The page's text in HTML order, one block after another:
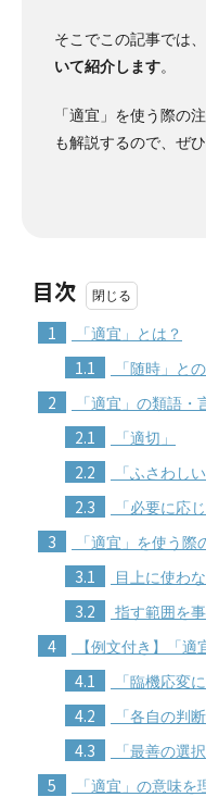
そこでこの記事では、
いて紹介します。
「適宜」を使う際の
も解説するので、ぜ
目次
1 「適宜」とは？
1.1 「随時」と
2 「適宜」の類語・
2.1 「適切」
2.2 「ふさわしい
2.3 「必要に応じ
3 「適宜」を使う際
3.1 目上に使わ
3.2 指す範囲を
4 【例文付き】「適
4.1 「臨機応変
4.2 「各自の判
4.3 「最善の選
5 「適宜」の意味を